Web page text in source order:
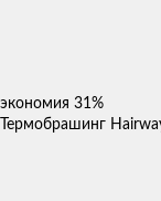
экономия 31%
Термобрашинг